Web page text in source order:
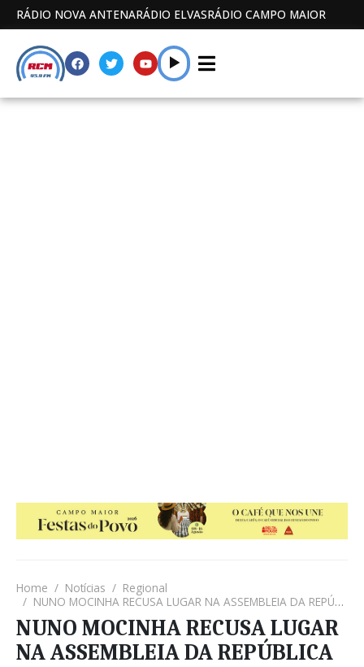
RÁDIO NOVA ANTENARÁDIO ELVASRÁDIO CAMPO MAIOR
Home Notícias
Regional
NUNO MOCINHA RECUSA LUGAR NA ASSEMBLEIA DA REPÚBLICA
NUNO MOCINHA RECUSA LUGAR
NA ASSEMBLEIA DA REPÚBLICA